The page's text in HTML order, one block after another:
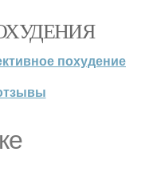
похудение